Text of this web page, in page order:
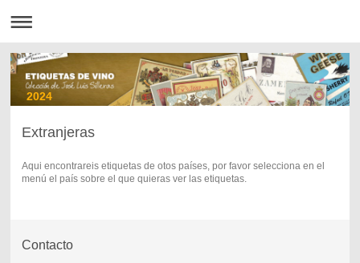
2024
Extranjeras
Aqui encontrareis etiquetas de otos países, por favor selecciona en el
menú el país sobre el que quieras ver las etiquetas.
Contacto